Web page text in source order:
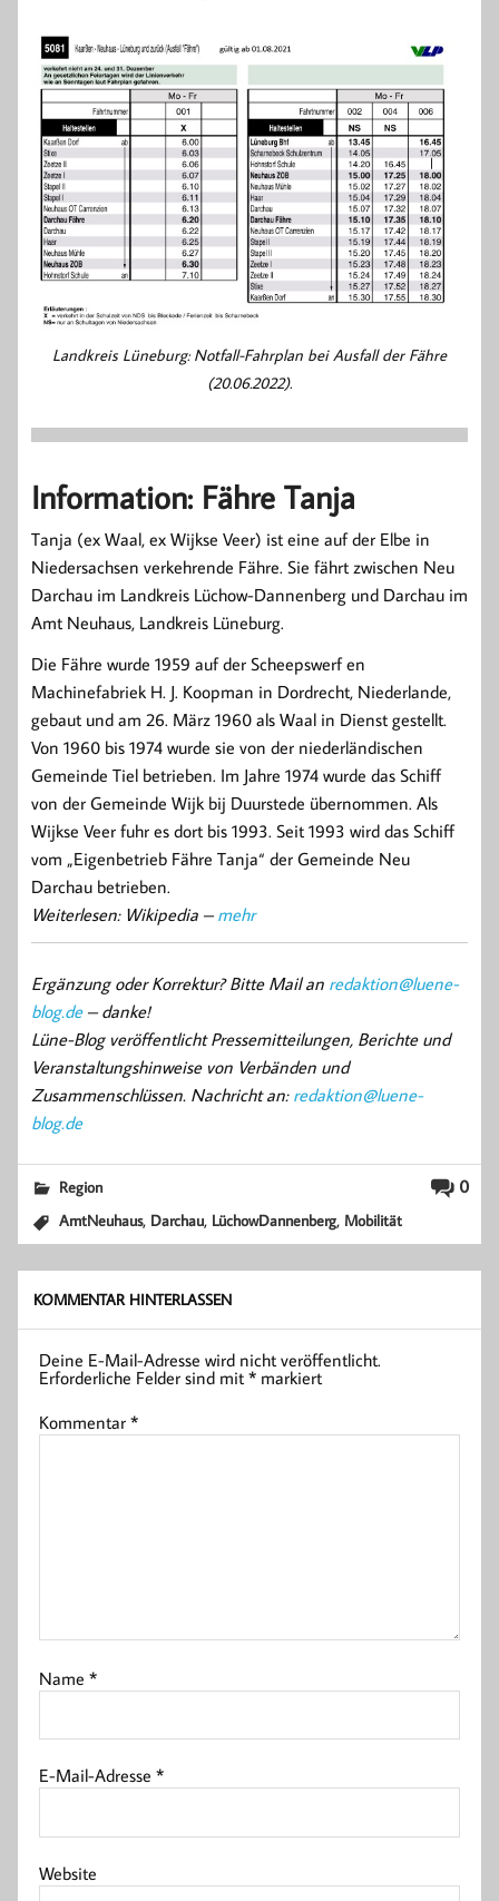
Landkreis Lüneburg: Notfall-Fahrplan bei Ausfall der Fähre
(20.06.2022).
Information: Fähre Tanja
Tanja (ex Waal, ex Wijkse Veer) ist eine auf der Elbe in
Niedersachsen verkehrende Fähre. Sie fährt zwischen Neu
Darchau im Landkreis Lüchow-Dannenberg und Darchau im
Amt Neuhaus, Landkreis Lüneburg.
Die Fähre wurde 1959 auf der Scheepswerf en
Machinefabriek H. J. Koopman in Dordrecht, Niederlande,
gebaut und am 26. März 1960 als Waal in Dienst gestellt.
Von 1960 bis 1974 wurde sie von der niederländischen
Gemeinde Tiel betrieben. Im Jahre 1974 wurde das Schiff
von der Gemeinde Wijk bij Duurstede übernommen. Als
Wijkse Veer fuhr es dort bis 1993. Seit 1993 wird das Schiff
vom „Eigenbetrieb Fähre Tanja“ der Gemeinde Neu
Darchau betrieben.
Weiterlesen: Wikipedia –mehr
Ergänzung oder Korrektur? Bitte Mail an redaktion@luene-
blog.de– danke!
Lüne-Blog veröffentlicht Pressemitteilungen, Berichte und
Veranstaltungshinweise von Verbänden und
Zusammenschlüssen. Nachricht an: redaktion@luene-
blog.de
0
Region
AmtNeuhaus, Darchau, LüchowDannenberg, Mobilität
KOMMENTAR HINTERLASSEN
Deine E-Mail-Adresse wird nicht veröffentlicht.
Erforderliche Felder sind mit* markiert
Kommentar*
Name*
E-Mail-Adresse*
Website